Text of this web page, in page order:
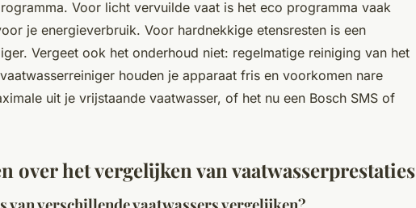
Voor licht vervuilde vaat is het eco programma vaak
je energieverbruik. Voor hardnekkige etensresten is een
Vergeet ook het onderhoud niet: regelmatige reiniging van het
houden je apparaat fris en voorkomen nare
uit je vrijstaande vaatwasser, of het nu een Bosch SMS of
over het vergelijken van vaatwasserprestaties